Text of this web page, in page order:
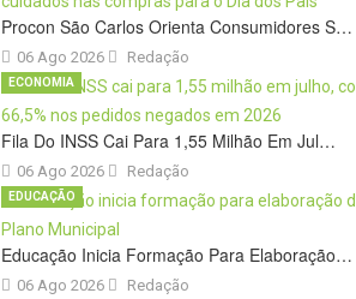
Procon São Carlos Orienta Consumidores S…
06 Ago 2026 Redação
Fila Do INSS Cai Para 1,55 Milhão Em Jul…
06 Ago 2026
ECONOMIA
Redação
Educação Inicia Formação Para Elaboração…
06 Ago 2026
EDUCAÇÃO
Redação